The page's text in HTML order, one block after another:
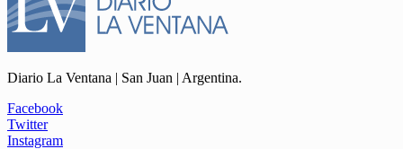
Diario La Ventana | San Juan | Argentina.
Facebook
Twitter
Instagram